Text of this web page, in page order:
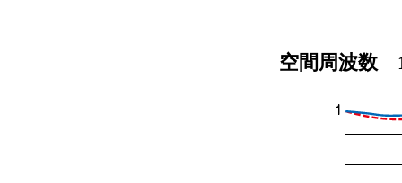
空間周波数